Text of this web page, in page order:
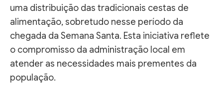
uma distribuição das tradicionais cestas de
alimentação, sobretudo nesse período da
chegada da Semana Santa. Esta iniciativa reflete
o compromisso da administração local em
atender as necessidades mais prementes da
população.